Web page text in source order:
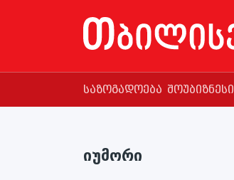
საზოგადოება შოუბიზნესი
იუმორი